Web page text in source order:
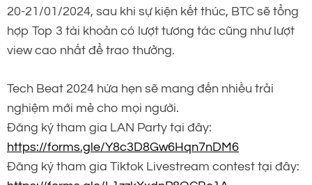
20-21/01/2024, sau khi sự kiện kết thúc, BTC sẽ tổng
hợp Top 3 tài khoản có lượt tương tác cũng như lượt
view cao nhất để trao thưởng.
Tech Beat 2024 hứa hẹn sẽ mang đến nhiều trải
nghiệm mới mẻ cho mọi người.
Đăng ký tham gia LAN Party tại đây:
https://forms.gle/Y8c3D8Gw6Hqn7nDM6
Đăng ký tham gia Tiktok Livestream contest tại đây: